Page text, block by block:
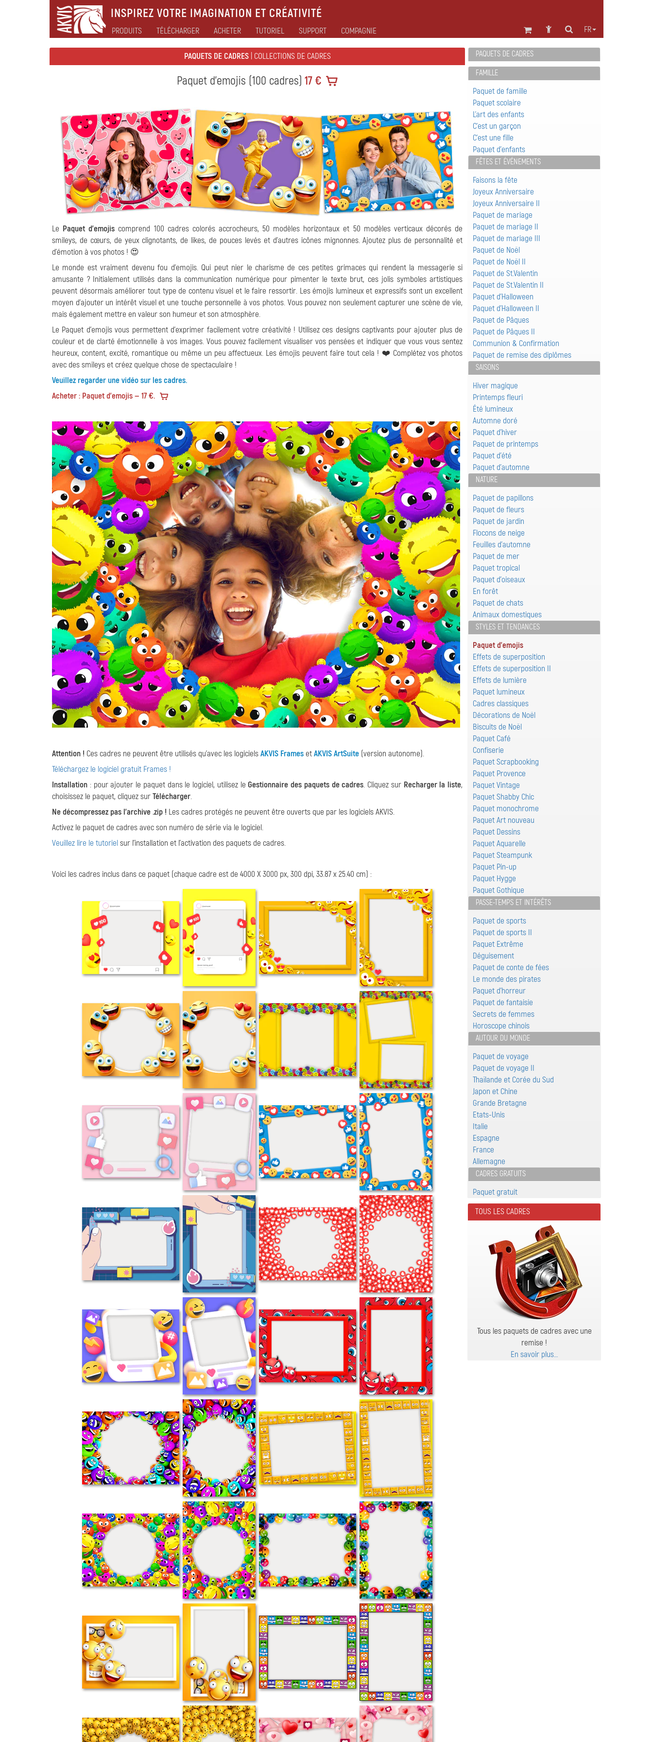
INSPIREZ VOTRE IMAGINATION ET CRÉATIVITÉ
FR
PRODUITS TÉLÉCHARGER ACHETER TUTORIEL SUPPORT COMPAGNIE
PAQUETS DE CADRES | COLLECTIONS DE CADRES
Paquet d'emojis (100 cadres) 17 €
Le Paquet d'emojis comprend 100 cadres colorés accrocheurs, 50 modèles horizontaux et 50 modèles verticaux décorés de
smileys, de cœurs, de yeux clignotants, de likes, de pouces levés et d'autres icônes mignonnes. Ajoutez plus de personnalité et
d'émotion à vos photos ! 😍
Le monde est vraiment devenu fou d'emojis. Qui peut nier le charisme de ces petites grimaces qui rendent la messagerie si
amusante ? Initialement utilisés dans la communication numérique pour pimenter le texte brut, ces jolis symboles artistiques
peuvent désormais améliorer tout type de contenu visuel et le faire ressortir. Les émojis lumineux et expressifs sont un excellent
moyen d'ajouter un intérêt visuel et une touche personnelle à vos photos. Vous pouvez non seulement capturer une scène de vie,
mais également mettre en valeur son humeur et son atmosphère.
Le Paquet d'emojis vous permettent d'exprimer facilement votre créativité ! Utilisez ces designs captivants pour ajouter plus de
couleur et de clarté émotionnelle à vos images. Vous pouvez facilement visualiser vos pensées et indiquer que vous vous sentez
heureux, content, excité, romantique ou même un peu affectueux. Les émojis peuvent faire tout cela ! ❤️ Complétez vos photos
avec des smileys et créez quelque chose de spectaculaire !
Veuillez regarder une vidéo sur les cadres.
Acheter : Paquet d'emojis — 17 €.
Attention ! Ces cadres ne peuvent être utilisés qu'avec les logicielsAKVIS Frames etAKVIS ArtSuite (version autonome).
Téléchargez le logiciel gratuit Frames !
Installation : pour ajouter le paquet dans le logiciel, utilisez leGestionnaire des paquets de cadres. Cliquez sur Recharger la liste,
choisissez le paquet, cliquez surTélécharger.
Ne décompressez pas l'archive .zip ! Les cadres protégés ne peuvent être ouverts que par les logiciels AKVIS.
Activez le paquet de cadres avec son numéro de série via le logiciel.
Veuillez lire le tutorielsur l'installation et l'activation des paquets de cadres.
Voici les cadres inclus dans ce paquet (chaque cadre est de 4000 X 3000 px, 300 dpi, 33.87 x 25.40 cm) :
PAQUETS DE CADRES
FAMILLE
Paquet de famille
Paquet scolaire
L'art des enfants
C'est un garçon
C'est une fille
Paquet d'enfants
FÊTES ET ÉVÉNEMENTS
Faisons la fête
Joyeux Anniversaire
Joyeux Anniversaire II
Paquet de mariage
Paquet de mariage II
Paquet de mariage III
Paquet de Noël
Paquet de Noël II
Paquet de St.Valentin
Paquet de St.Valentin II
Paquet d'Halloween
Paquet d'Halloween II
Paquet de Pâques
Paquet de Pâques II
Communion & Confirmation
Paquet de remise des diplômes
SAISONS
Hiver magique
Printemps fleuri
Été lumineux
Automne doré
Paquet d'hiver
Paquet de printemps
Paquet d'été
Paquet d'automne
NATURE
Paquet de papillons
Paquet de fleurs
Paquet de jardin
Flocons de neige
Feuilles d'automne
Paquet de mer
Paquet tropical
Paquet d'oiseaux
En forêt
Paquet de chats
Animaux domestiques
STYLES ET TENDANCES
Paquet d'emojis
Effets de superposition
Effets de superposition II
Effets de lumière
Paquet lumineux
Cadres classiques
Décorations de Noël
Biscuits de Noël
Paquet Café
Confiserie
Paquet Scrapbooking
Paquet Provence
Paquet Vintage
Paquet Shabby Chic
Paquet monochrome
Paquet Art nouveau
Paquet Dessins
Paquet Aquarelle
Paquet Steampunk
Paquet Pin-up
Paquet Hygge
Paquet Gothique
PASSE-TEMPS ET INTÉRÊTS
Paquet de sports
Paquet de sports II
Paquet Extrême
Déguisement
Paquet de conte de fées
Le monde des pirates
Paquet d'horreur
Paquet de fantaisie
Secrets de femmes
Horoscope chinois
AUTOUR DU MONDE
Paquet de voyage
Paquet de voyage II
Thaïlande et Corée du Sud
Japon et Chine
Grande Bretagne
Etats-Unis
Italie
Espagne
France
Allemagne
CADRES GRATUITS
Paquet gratuit
TOUS LES CADRES
Tous les paquets de cadres avec une
remise !
En savoir plus…